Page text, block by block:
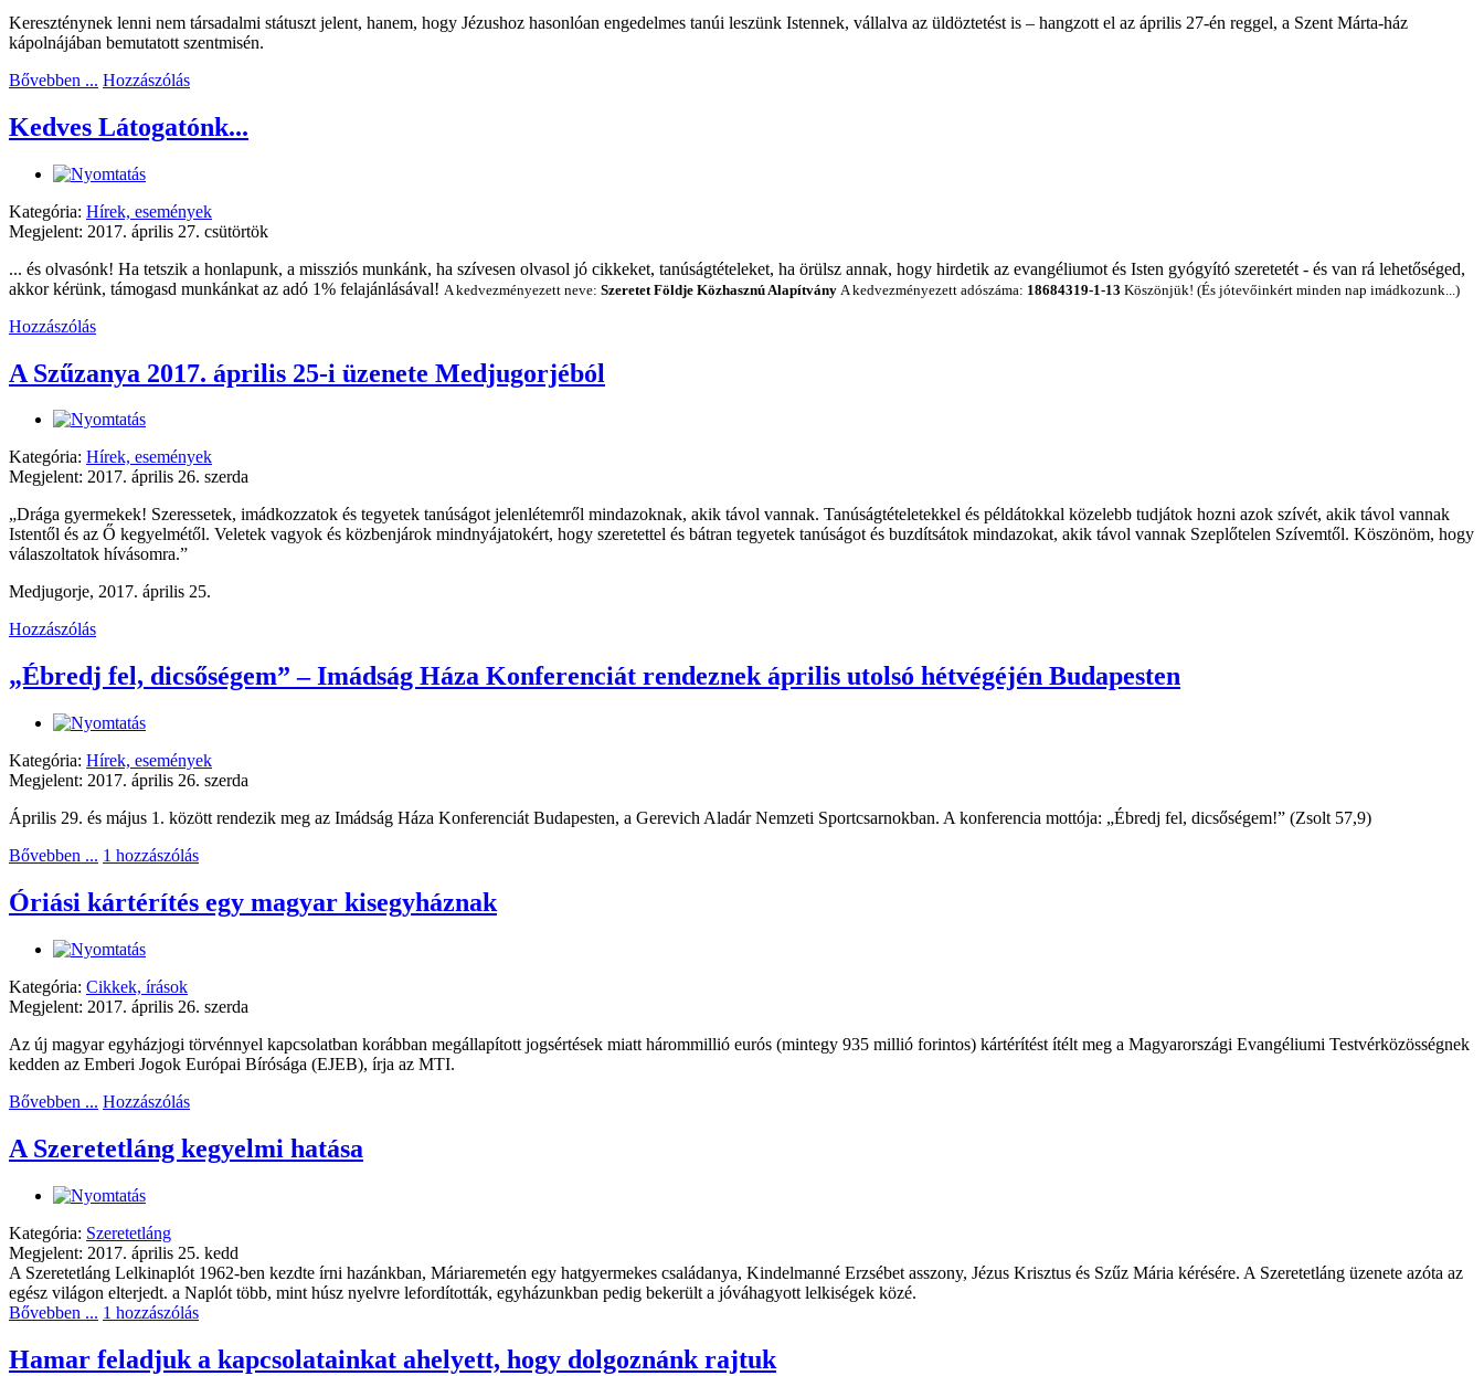
Kereszténynek lenni nem társadalmi státuszt jelent, hanem, hogy Jézushoz hasonlóan engedelmes tanúi leszünk Istennek, vállalva az üldöztetést is – hangzott el az április 27-én reggel, a Szent Márta-ház
kápolnájában bemutatott szentmisén.
Bővebben ... Hozzászólás
Kedves Látogatónk...
Kategória: Hírek, események
Megjelent: 2017. április 27. csütörtök
... és olvasónk! Ha tetszik a honlapunk, a missziós munkánk, ha szívesen olvasol jó cikkeket, tanúságtételeket, ha örülsz annak, hogy hirdetik az evangéliumot és Isten gyógyító szeretetét - és van rá lehetőséged,
akkor kérünk, támogasd munkánkat az adó 1% felajánlásával! A kedvezményezett neve: Szeretet Földje Közhasznú Alapítvány A kedvezményezett adószáma: 18684319-1-13 Köszönjük! (És jótevőinkért minden nap imádkozunk...)
Hozzászólás
A Szűzanya 2017. április 25-i üzenete Medjugorjéból
Kategória: Hírek, események
Megjelent: 2017. április 26. szerda
„Drága gyermekek! Szeressetek, imádkozzatok és tegyetek tanúságot jelenlétemről mindazoknak, akik távol vannak. Tanúságtételetekkel és példátokkal közelebb tudjátok hozni azok szívét, akik távol vannak
Istentől és az Ő kegyelmétől. Veletek vagyok és közbenjárok mindnyájatokért, hogy szeretettel és bátran tegyetek tanúságot és buzdítsátok mindazokat, akik távol vannak Szeplőtelen Szívemtől. Köszönöm, hogy
válaszoltatok hívásomra.”
Medjugorje, 2017. április 25.
Hozzászólás
„Ébredj fel, dicsőségem” – Imádság Háza Konferenciát rendeznek április utolsó hétvégéjén Budapesten
Kategória: Hírek, események
Megjelent: 2017. április 26. szerda
Április 29. és május 1. között rendezik meg az Imádság Háza Konferenciát Budapesten, a Gerevich Aladár Nemzeti Sportcsarnokban. A konferencia mottója: „Ébredj fel, dicsőségem!” (Zsolt 57,9)
Bővebben ... 1 hozzászólás
Óriási kártérítés egy magyar kisegyháznak
Kategória: Cikkek, írások
Megjelent: 2017. április 26. szerda
Az új magyar egyházjogi törvénnyel kapcsolatban korábban megállapított jogsértések miatt hárommillió eurós (mintegy 935 millió forintos) kártérítést ítélt meg a Magyarországi Evangéliumi Testvérközösségnek
kedden az Emberi Jogok Európai Bírósága (EJEB), írja az MTI.
Bővebben ... Hozzászólás
A Szeretetláng kegyelmi hatása
Kategória: Szeretetláng
Megjelent: 2017. április 25. kedd
A Szeretetláng Lelkinaplót 1962-ben kezdte írni hazánkban, Máriaremetén egy hatgyermekes családanya, Kindelmanné Erzsébet asszony, Jézus Krisztus és Szűz Mária kérésére. A Szeretetláng üzenete azóta az
egész világon elterjedt. a Naplót több, mint húsz nyelvre lefordították, egyházunkban pedig bekerült a jóváhagyott lelkiségek közé.
Bővebben ... 1 hozzászólás
Hamar feladjuk a kapcsolatainkat ahelyett, hogy dolgoznánk rajtuk